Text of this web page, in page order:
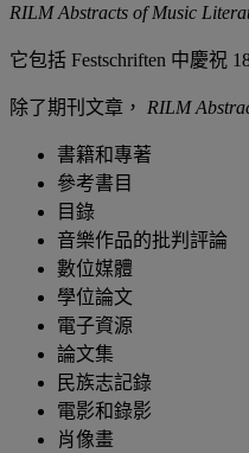
RILM Abstracts of Music
它包括 Festschriften 中慶祝
除了期刊文章， RILM
書籍和專著
參考書目
目錄
音樂作品的批判評論
數位媒體
學位論文
電子資源
論文集
民族志記錄
電影和錄影
肖像畫